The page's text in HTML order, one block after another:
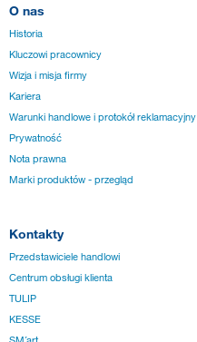
O nas
Historia
Kluczowi pracownicy
Wizja i misja firmy
Kariera
Warunki handlowe i protokół reklamacyjny
Prywatność
Nota prawna
Marki produktów - przegląd
Kontakty
Przedstawiciele handlowi
Centrum obsługi klienta
TULIP
KESSE